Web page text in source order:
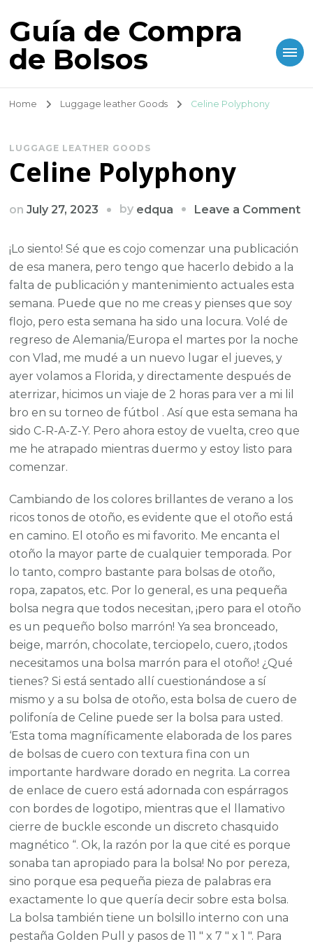
Guía de Compra
de Bolsos
Home Luggage leather Goods Celine Polyphony
LUGGAGE LEATHER GOODS
Celine Polyphony
onJuly 27, 2023 by edqua Leave a Comment
¡Lo siento! Sé que es cojo comenzar una publicación
de esa manera, pero tengo que hacerlo debido a la
falta de publicación y mantenimiento actuales esta
semana. Puede que no me creas y pienses que soy
flojo, pero esta semana ha sido una locura. Volé de
regreso de Alemania/Europa el martes por la noche
con Vlad, me mudé a un nuevo lugar el jueves, y
ayer volamos a Florida, y directamente después de
aterrizar, hicimos un viaje de 2 horas para ver a mi lil
bro en su torneo de fútbol . Así que esta semana ha
sido C-R-A-Z-Y. Pero ahora estoy de vuelta, creo que
me he atrapado mientras duermo y estoy listo para
comenzar.
Cambiando de los colores brillantes de verano a los
ricos tonos de otoño, es evidente que el otoño está
en camino. El otoño es mi favorito. Me encanta el
otoño la mayor parte de cualquier temporada. Por
lo tanto, compro bastante para bolsas de otoño,
ropa, zapatos, etc. Por lo general, es una pequeña
bolsa negra que todos necesitan, ¡pero para el otoño
es un pequeño bolso marrón! Ya sea bronceado,
beige, marrón, chocolate, terciopelo, cuero, ¡todos
necesitamos una bolsa marrón para el otoño! ¿Qué
tienes? Si está sentado allí cuestionándose a sí
mismo y a su bolsa de otoño, esta bolsa de cuero de
polifonía de Celine puede ser la bolsa para usted.
‘Esta toma magníficamente elaborada de los pares
de bolsas de cuero con textura fina con un
importante hardware dorado en negrita. La correa
de enlace de cuero está adornada con espárragos
con bordes de logotipo, mientras que el llamativo
cierre de buckle esconde un discreto chasquido
magnético “. Ok, la razón por la que cité es porque
sonaba tan apropiado para la bolsa! No por pereza,
sino porque esa pequeña pieza de palabras era
exactamente lo que quería decir sobre esta bolsa.
La bolsa también tiene un bolsillo interno con una
pestaña Golden Pull y pasos de 11 ″ x 7 ″ x 1 ″. Para